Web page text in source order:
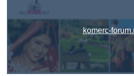
komerc-